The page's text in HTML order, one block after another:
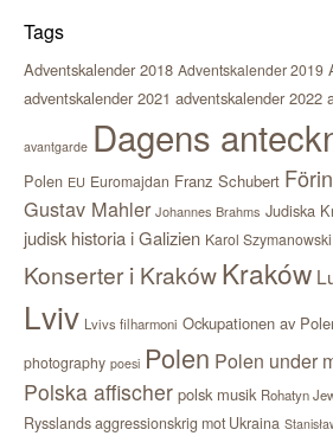
Tags
Adventskalender 2018 Adventskalender 2019
adventskalender 2021 adventskalender 2022
avantgarde Dagens
Polen EU Euromajdan Franz Schubert
Gustav Mahler Johannes Brahms Judiska
judisk historia i Galizien Karol Szymanowski
Konserter i KrakówKraków
Lviv Lvivs filharmoni Ockupationen av
photography poesi Polen Polen under
Polska affischer polsk musik Rohatyn
Rysslands aggressionskrig mot Ukraina